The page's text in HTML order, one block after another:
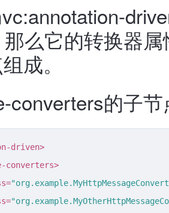
么它的转换器
成。
converters的子
driven>
converters>
=
=